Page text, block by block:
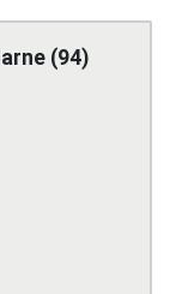
(94)